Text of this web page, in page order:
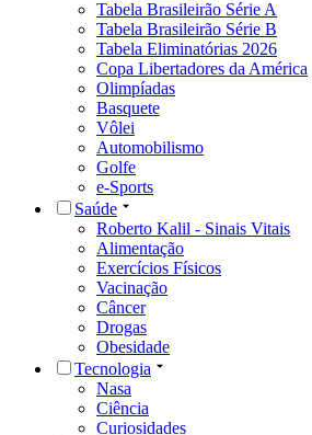
Tabela Brasileirão Série A
Tabela Brasileirão Série B
Tabela Eliminatórias 2026
Copa Libertadores da América
Olimpíadas
Basquete
Vôlei
Automobilismo
Golfe
e-Sports
Saúde
Roberto Kalil - Sinais Vitais
Alimentação
Exercícios Físicos
Vacinação
Câncer
Drogas
Obesidade
Tecnologia
Nasa
Ciência
Curiosidades